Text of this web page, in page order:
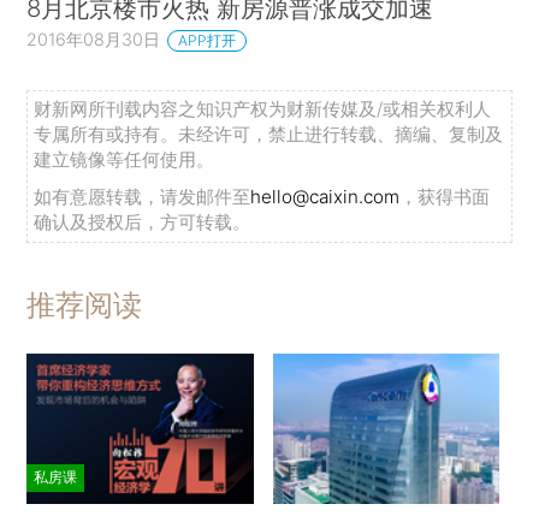
8月北京楼市火热 新房源普涨成交加速
2016年08月30日 APP打开
财新网所刊载内容之知识产权为财新传媒及/或相关权利人
专属所有或持有。未经许可，禁止进行转载、摘编、复制及
建立镜像等任何使用。
如有意愿转载，请发邮件至hello@caixin.com ，获得书面
确认及授权后，方可转载。
推荐阅读
私房课